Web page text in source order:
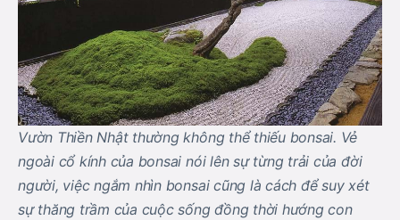
Vườn Thiền Nhật thường không thể thiếu bonsai. Vẻ
ngoài cổ kính của bonsai nói lên sự từng trải của đời
người, việc ngắm nhìn bonsai cũng là cách để suy xét
sự thăng trầm của cuộc sống đồng thời hướng con